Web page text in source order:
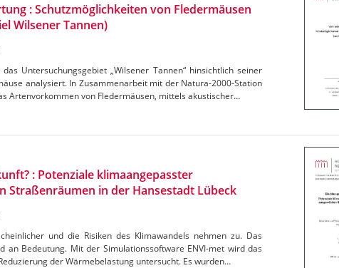
: Schutzmöglichkeiten von Fledermäusen
Wilsener Tannen)
Untersuchungsgebiet „Wilsener Tannen“ hinsichtlich seiner
analysiert. In Zusammenarbeit mit der Natura-2000-Station
Artenvorkommen von Fledermäusen, mittels akustischer…
: Potenziale klimaangepasster
Straßenräumen in der Hansestadt Lübeck
und die Risiken des Klimawandels nehmen zu. Das
an Bedeutung. Mit der Simulationssoftware ENVI-met wird das
der Wärmebelastung untersucht. Es wurden…